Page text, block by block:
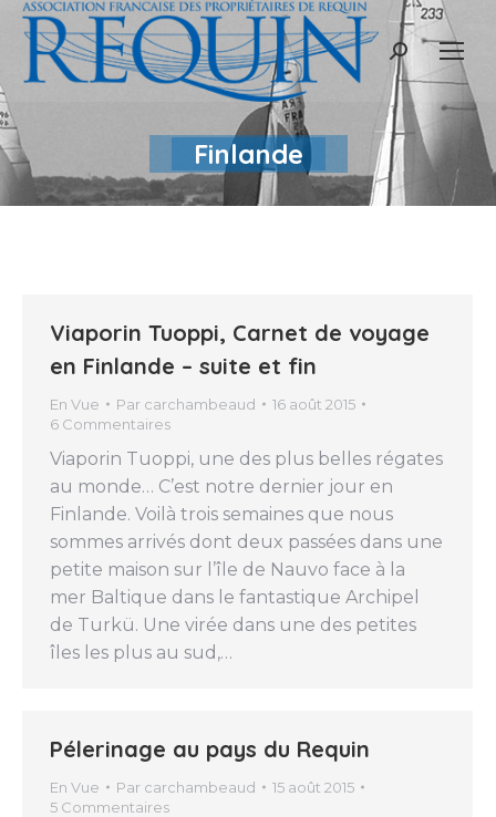
Recherche
Finlande
Viaporin Tuoppi, Carnet de voyage
en Finlande – suite et fin
En Vue Par carchambeaud
16 août 2015
6 Commentaires
Viaporin Tuoppi, une des plus belles régates
au monde… C’est notre dernier jour en
Finlande. Voilà trois semaines que nous
sommes arrivés dont deux passées dans une
petite maison sur l’île de Nauvo face à la
mer Baltique dans le fantastique Archipel
de Turkü. Une virée dans une des petites
îles les plus au sud,…
Pélerinage au pays du Requin
En Vue Par carchambeaud
15 août 2015
5 Commentaires